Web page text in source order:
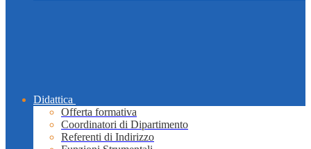
Didattica
Offerta formativa
Coordinatori di Dipartimento
Referenti di Indirizzo